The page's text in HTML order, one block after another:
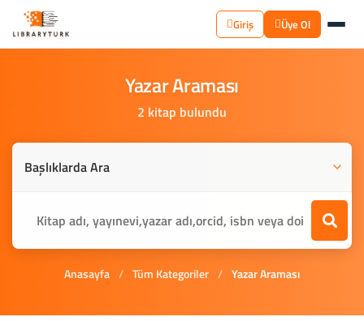
Giriş Üye Ol
YazarAraması
2 kitap bulundu
Anasayfa / Tüm Kategoriler / Yazar Araması